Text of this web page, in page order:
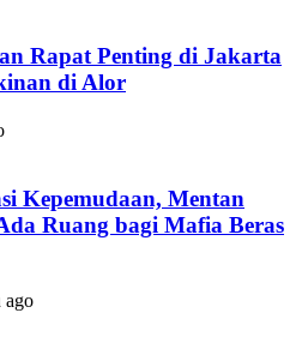
Rapat Penting di Jakarta
di Alor
Kepemudaan, Mentan
Ruang bagi Mafia Beras
ago